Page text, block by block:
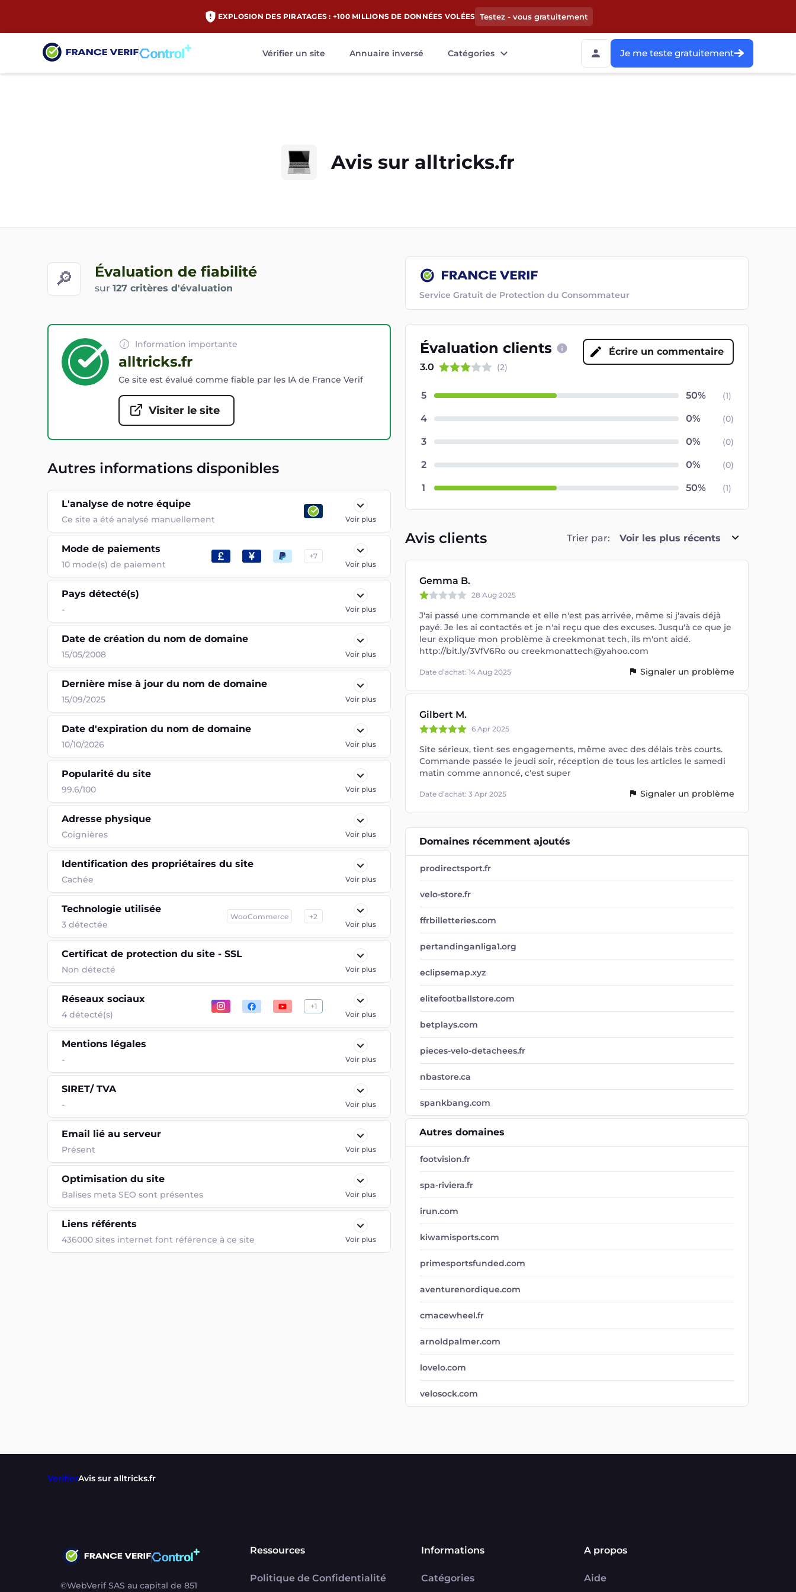
EXPLOSION DES PIRATAGES : +100 MILLIONS DE DONNÉES VOLÉES Testez - vous gratuitement
Vérifier un site Annuaire inversé Catégories Je me teste gratuitement
Avis sur alltricks.fr
🔎 Évaluation de fiabilité
sur 127 critères d'évaluation
Service Gratuit de Protection du Consommateur
Information importante
alltricks.fr
Ce site est évalué comme fiable par les IA de France Verif
Visiter le site
Autres informations disponibles
L'analyse de notre équipe
Ce site a été analysé manuellement Voir plus
Mode de paiements
10 mode(s) de paiement
+7
Voir plus
Pays détecté(s)
- Voir plus
Date de création du nom de domaine
15/05/2008 Voir plus
Dernière mise à jour du nom de domaine
15/09/2025 Voir plus
Date d'expiration du nom de domaine
10/10/2026 Voir plus
Popularité du site
99.6/100 Voir plus
Adresse physique
Coignières Voir plus
Identification des propriétaires du site
Cachée Voir plus
Technologie utilisée
3 détectée
WooCommerce +2
Voir plus
Certificat de protection du site - SSL
Non détecté Voir plus
Réseaux sociaux
4 détecté(s)
+1
Voir plus
Mentions légales
- Voir plus
SIRET/ TVA
- Voir plus
Email lié au serveur
Présent Voir plus
Optimisation du site
Balises meta SEO sont présentes Voir plus
Liens référents
436000 sites internet font référence à ce site Voir plus
Évaluation clients
3.0 (2)
Écrire un commentaire
5 (1)
4 (0)
3 (0)
2 (0)
1 (1)
Avis clients Trier par: Voir les plus récents
Gemma B.
28 Aug 2025
J'ai passé une commande et elle n'est pas arrivée, même si j'avais déjà
payé. Je les ai contactés et je n'ai reçu que des excuses. Jusqu'à ce que je
leur explique mon problème à creekmonat tech, ils m'ont aidé.
http://bit.ly/3VfV6Ro ou creekmonattech@yahoo.com
Date d’achat: 14 Aug 2025 Signaler un problème
Gilbert M.
6 Apr 2025
Site sérieux, tient ses engagements, même avec des délais très courts.
Commande passée le jeudi soir, réception de tous les articles le samedi
matin comme annoncé, c'est super
Date d’achat: 3 Apr 2025 Signaler un problème
Domaines récemment ajoutés
prodirectsport.fr
velo-store.fr
ffrbilletteries.com
pertandinganliga1.org
eclipsemap.xyz
elitefootballstore.com
betplays.com
pieces-velo-detachees.fr
nbastore.ca
spankbang.com
Autres domaines
footvision.fr
spa-riviera.fr
irun.com
kiwamisports.com
primesportsfunded.com
aventurenordique.com
cmacewheel.fr
arnoldpalmer.com
lovelo.com
velosock.com
VerifierAvis sur alltricks.fr
©WebVerif SAS au capital de 851
Ressources
Politique de Confidentialité
Informations
Catégories
A propos
Aide